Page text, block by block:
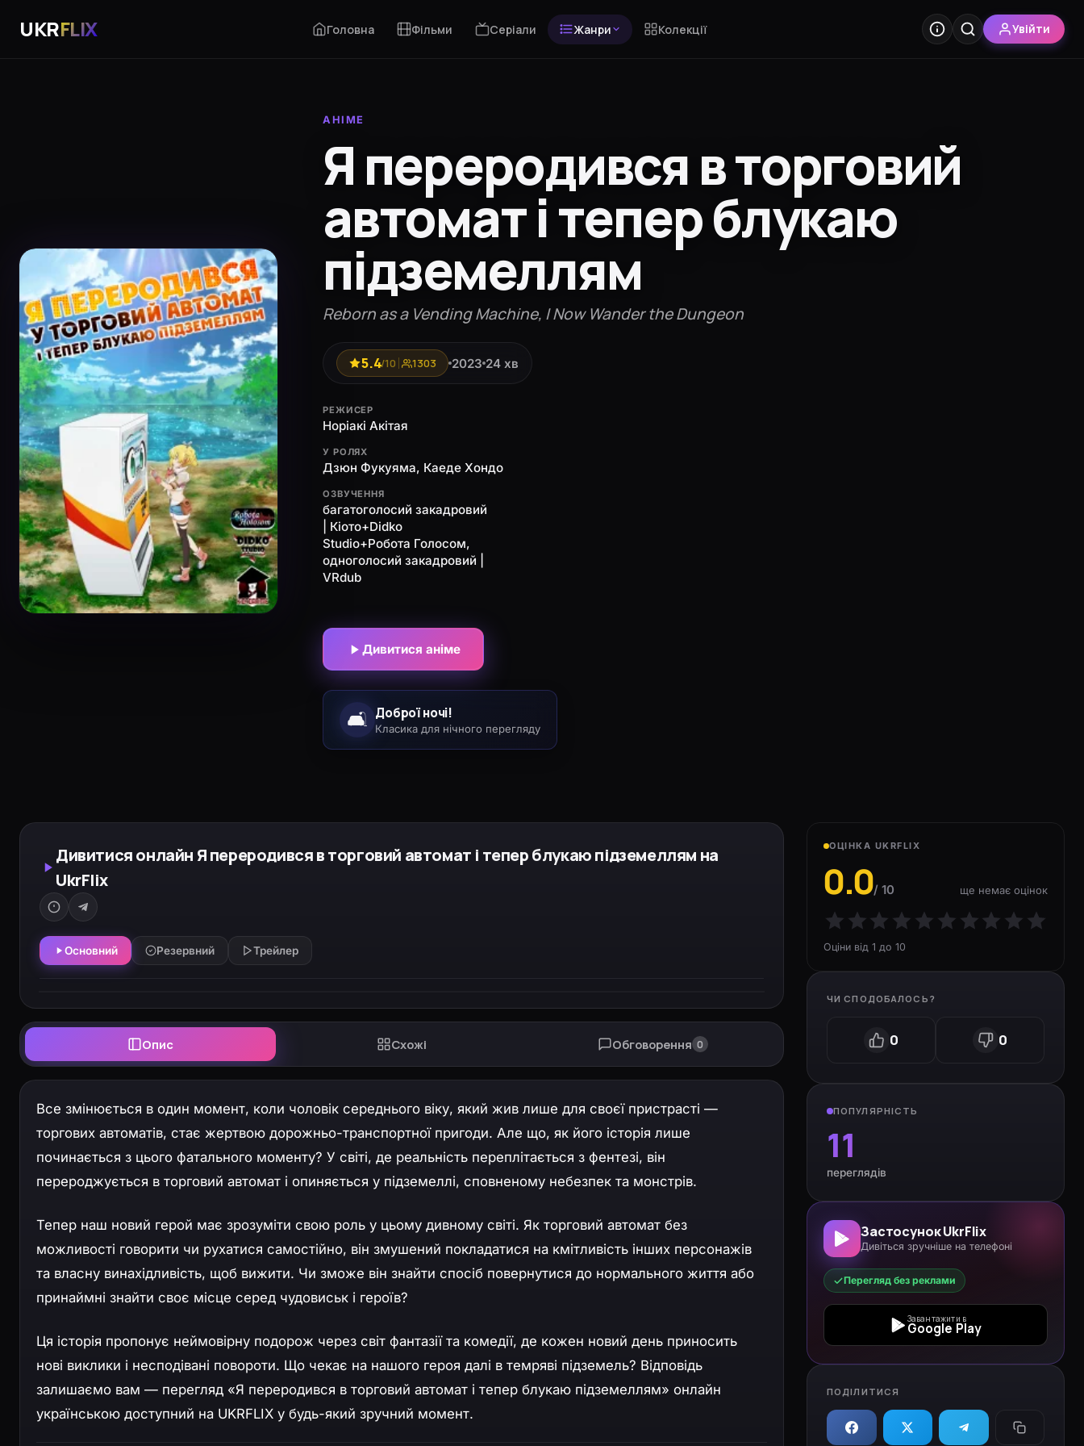
UKRFLIX Головна Фільми Серіали Жанри Колекції Увійти
АНІМЕ
Я переродився в торговий
автомат і тепер блукаю
підземеллям
Reborn as a Vending Machine, I Now Wander the Dungeon
5.4/10 1303 2023 24 хв
РЕЖИСЕР
Норіакі Акітая
У РОЛЯХ
Дзюн Фукуяма, Каеде Хондо
ОЗВУЧЕННЯ
багатоголосий закадровий
| Кіото+Didko
Studio+Робота Голосом,
одноголосий закадровий |
VRdub
Дивитися аніме
🛋️ Доброї ночі!
Класика для нічного перегляду
Дивитися онлайн Я переродився в торговий автомат і тепер блукаю підземеллям на
UkrFlix
Основний Резервний Трейлер
Опис Схожі Обговорення 0
Все змінюється в один момент, коли чоловік середнього віку, який жив лише для своєї пристрасті —
торгових автоматів, стає жертвою дорожньо-транспортної пригоди. Але що, як його історія лише
починається з цього фатального моменту? У світі, де реальність переплітається з фентезі, він
перероджується в торговий автомат і опиняється у підземеллі, сповненому небезпек та монстрів.
Тепер наш новий герой має зрозуміти свою роль у цьому дивному світі. Як торговий автомат без
можливості говорити чи рухатися самостійно, він змушений покладатися на кмітливість інших персонажів
та власну винахідливість, щоб вижити. Чи зможе він знайти спосіб повернутися до нормального життя або
принаймні знайти своє місце серед чудовиськ і героїв?
Ця історія пропонує неймовірну подорож через світ фантазії та комедії, де кожен новий день приносить
нові виклики і несподівані повороти. Що чекає на нашого героя далі в темряві підземель? Відповідь
залишаємо вам — перегляд «Я переродився в торговий автомат і тепер блукаю підземеллям» онлайн
українською доступний на UKRFLIX у будь-який зручний момент.
ОЦІНКА UKRFLIX
0.0/ 10 ще немає оцінок
Оціни від 1 до 10
ЧИ СПОДОБАЛОСЬ?
0 0
ПОПУЛЯРНІСТЬ
11
переглядів
Застосунок UkrFlix
Дивіться зручніше на телефоні
Перегляд без реклами
Завантажити в
Google Play
ПОДІЛИТИСЯ